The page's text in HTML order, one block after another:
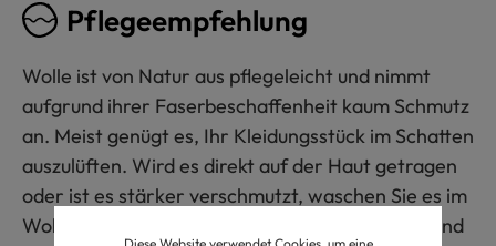
Pflegeempfehlung
Wolle ist von Natur aus pflegeleicht und nimmt
aufgrund ihrer Faserbeschaffenheit kaum Schmutz
an. Meist genügt es, Ihr Kleidungsstück im Schatten
auszulüften. Wird es direkt auf der Haut getragen
oder ist es stärker verschmutzt, waschen Sie es im
Wollwaschgang bis 30 °C mit Wollwaschmittel und
Diese Website verwendet Cookies, um eine